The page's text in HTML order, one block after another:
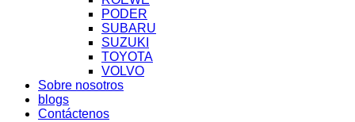
PODER
SUBARU
SUZUKI
TOYOTA
VOLVO
Sobre nosotros
blogs
Contáctenos